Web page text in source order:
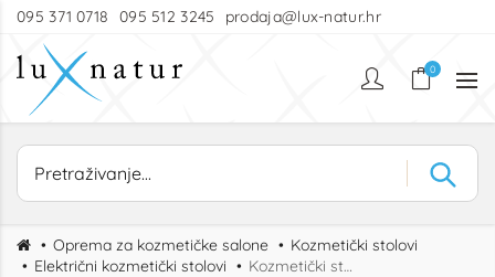
095 371 0718 095 512 3245 prodaja@lux-natur.hr
0
Oprema za kozmetičke salone
Kozmetički stolovi
Električni kozmetički stolovi
Kozmetički stol HERO – električni stol s memorijskim pozicijama i rotacijom